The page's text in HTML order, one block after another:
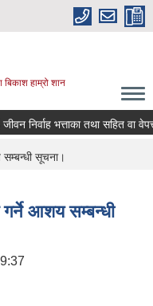
हाम्रो शान
भत्ताका तथा सहित वा
सूचना।
गर्ने आशय सम्बन्धी